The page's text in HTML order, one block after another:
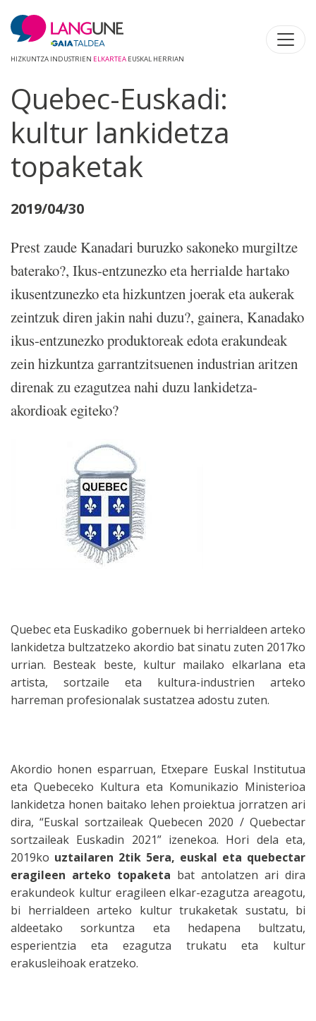
HIZKUNTZA INDUSTRIEN ELKARTEA EUSKAL HERRIAN
Quebec-Euskadi:
kultur lankidetza
topaketak
2019/04/30
Prest zaude Kanadari buruzko sakoneko murgiltze
baterako?, Ikus-entzunezko eta herrialde hartako
ikusentzunezko eta hizkuntzen joerak eta aukerak
zeintzuk diren jakin nahi duzu?, gainera, Kanadako
ikus-entzunezko produktoreak edota erakundeak
zein hizkuntza garrantzitsuenen industrian aritzen
direnak zu ezagutzea nahi duzu lankidetza-
akordioak egiteko?
Quebec eta Euskadiko gobernuek bi herrialdeen arteko
lankidetza bultzatzeko akordio bat sinatu zuten 2017ko
urrian. Besteak beste, kultur mailako elkarlana eta
artista, sortzaile eta kultura-industrien arteko
harreman profesionalak sustatzea adostu zuten.
Akordio honen esparruan, Etxepare Euskal Institutua
eta Quebeceko Kultura eta Komunikazio Ministerioa
lankidetza honen baitako lehen proiektua jorratzen ari
dira, “Euskal sortzaileak Quebecen 2020 / Quebectar
sortzaileak Euskadin 2021” izenekoa. Hori dela eta,
2019ko uztailaren 2tik 5era, euskal eta quebectar
eragileen arteko topaketa bat antolatzen ari dira
erakundeok kultur eragileen elkar-ezagutza areagotu,
bi herrialdeen arteko kultur trukaketak sustatu, bi
aldeetako sorkuntza eta hedapena bultzatu,
esperientzia eta ezagutza trukatu eta kultur
erakusleihoak eratzeko.